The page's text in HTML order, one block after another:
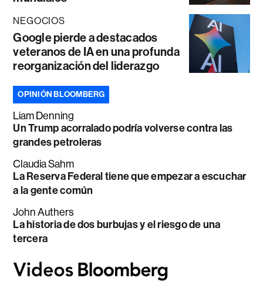
NEGOCIOS
Google pierde a destacados
veteranos de IA en una profunda
reorganización del liderazgo
OPINIÓN BLOOMBERG
Liam Denning
Un Trump acorralado podría volverse contra las
grandes petroleras
Claudia Sahm
La Reserva Federal tiene que empezar a escuchar
a la gente común
John Authers
La historia de dos burbujas y el riesgo de una
tercera